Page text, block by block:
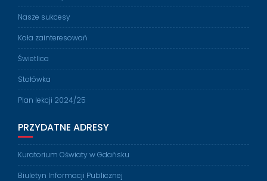
Nasze sukcesy
Koła zainteresowań
Świetlica
Stołówka
Plan lekcji 2024/25
PRZYDATNE ADRESY
Kuratorium Oświaty w Gdańsku
Biuletyn Informacji Publicznej